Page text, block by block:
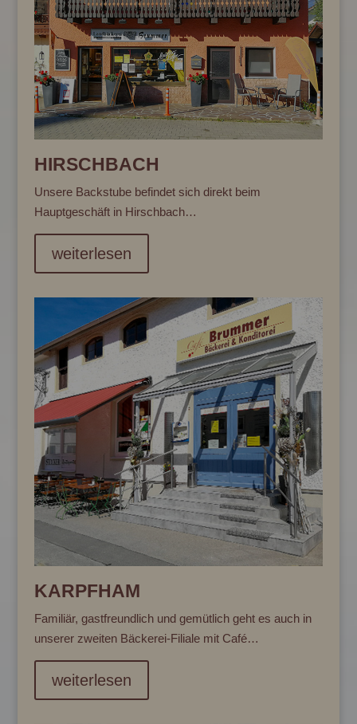
HIRSCHBACH
Unsere Backstube befindet sich direkt beim
Hauptgeschäft in Hirschbach…
weiterlesen
KARPFHAM
Familiär, gastfreundlich und gemütlich geht es auch in
unserer zweiten Bäckerei-Filiale mit Café…
weiterlesen